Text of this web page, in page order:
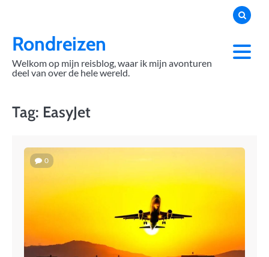
contentRondreizen
Welkom op mijn reisblog, waar ik mijn avonturen
deel van over de hele wereld.
Tag: EasyJet
0